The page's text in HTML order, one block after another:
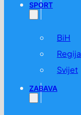
SPORT
BiH
Regija
Svijet
ZABAVA